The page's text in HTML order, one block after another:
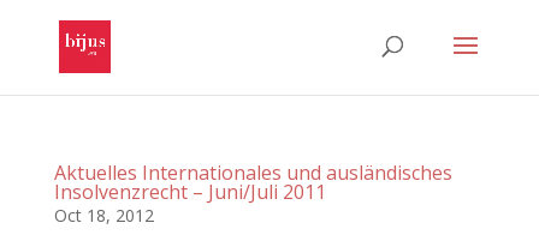
Aktuelles Internationales und ausländisches
Insolvenzrecht – Juni/Juli 2011
Oct 18, 2012